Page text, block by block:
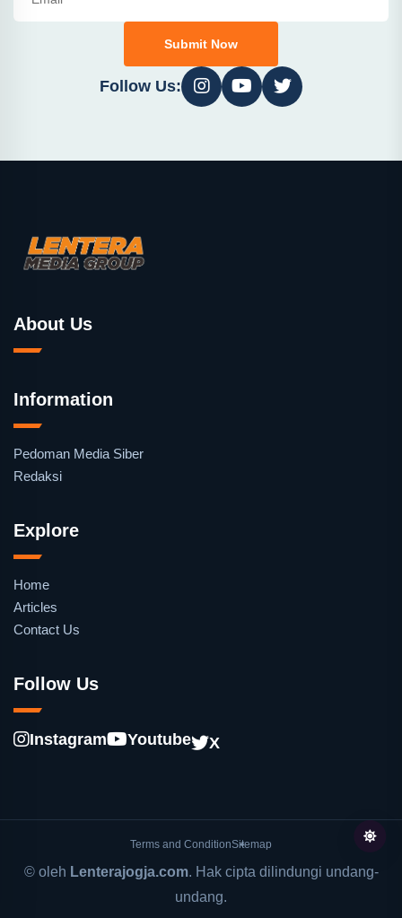
Submit Now
Follow Us:
About Us
Information
Pedoman Media Siber
Redaksi
Explore
Home
Articles
Contact Us
Follow Us
Instagram Youtube X
Terms and ConditionSitemap
© oleh Lenterajogja.com. Hak cipta dilindungi undang-
undang.